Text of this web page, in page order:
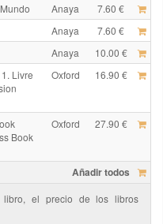
Anaya 7.60 €
Anaya 7.60 €
Anaya 10.00 €
Livre
Oxford 16.90 €
Book
Oxford 27.90 €
Añadir todos
libro, el precio de los libros